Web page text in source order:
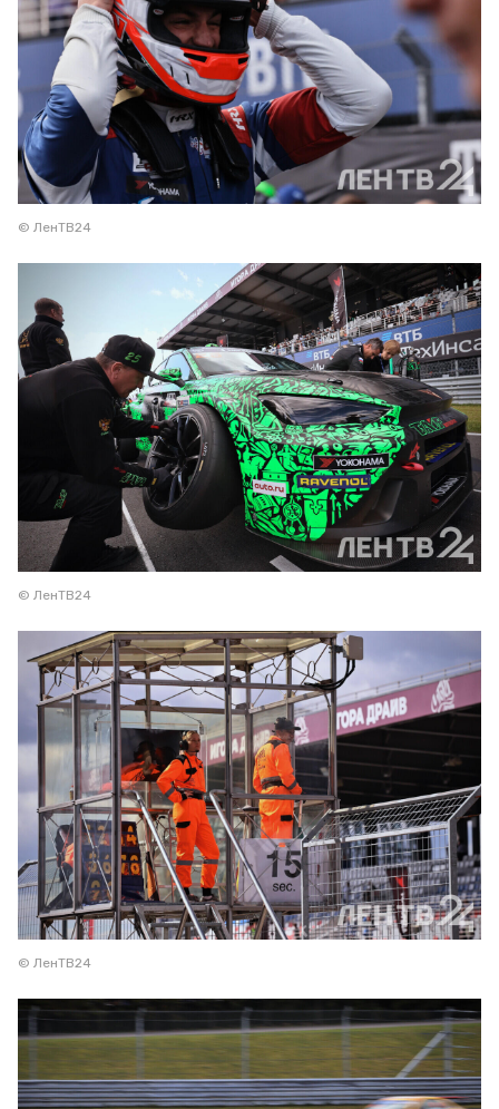
© ЛенТВ24
© ЛенТВ24
© ЛенТВ24